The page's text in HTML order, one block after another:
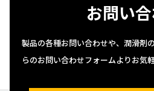
お問い
製品の各種お問い合わせや、潤滑剤
らのお問い合わせフォームよりお気